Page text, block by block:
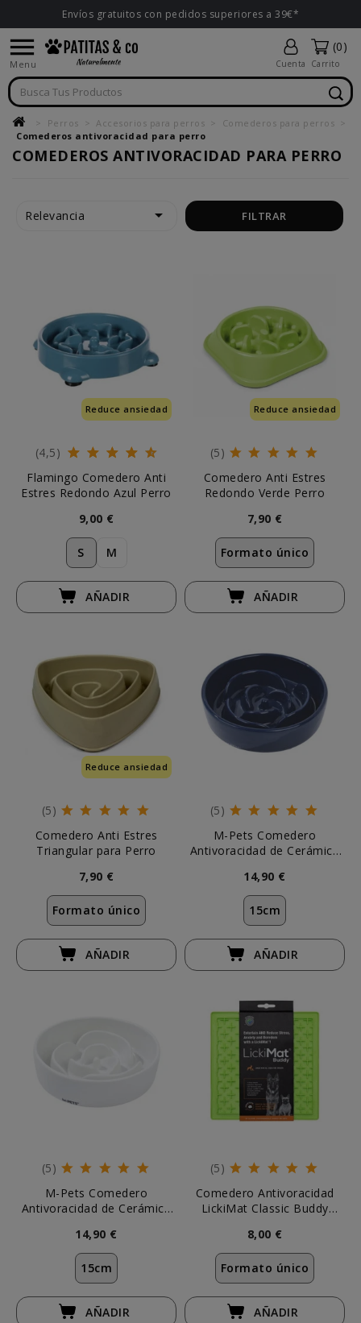
Envíos gratuitos con pedidos superiores a 39€*

Menu Cuenta
(0)
Carrito
Perros Accesorios para perros
Comederos para perros
Comederos antivoracidad para perro
COMEDEROS ANTIVORACIDAD PARA PERRO
Relevancia  FILTRAR
Reduce ansiedad
(4,5)
Flamingo Comedero Anti
Estres Redondo Azul Perro
9,00 €
S M
AÑADIR
Reduce ansiedad
(5)
Comedero Anti Estres
Redondo Verde Perro
7,90 €
Formato único
AÑADIR
Reduce ansiedad
(5)
Comedero Anti Estres
Triangular para Perro
7,90 €
Formato único
AÑADIR
(5)
M-Pets Comedero
Antivoracidad de Cerámica
14,90 €
15cm
AÑADIR
(5)
M-Pets Comedero
Antivoracidad de Cerámica
14,90 €
15cm
AÑADIR
(5)
Comedero Antivoracidad
LickiMat Classic Buddy
8,00 €
Formato único
AÑADIR